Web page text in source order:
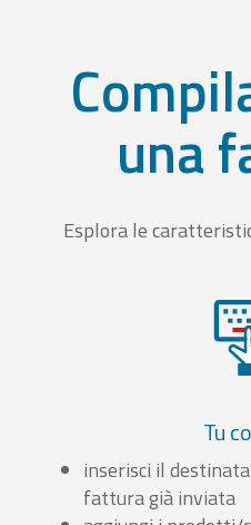
una
Esplora le
Tu
inserisci il
fattura già inviata